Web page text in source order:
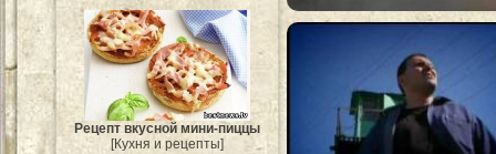
Рецепт вкусной мини-пиццы
[Кухня и рецепты]